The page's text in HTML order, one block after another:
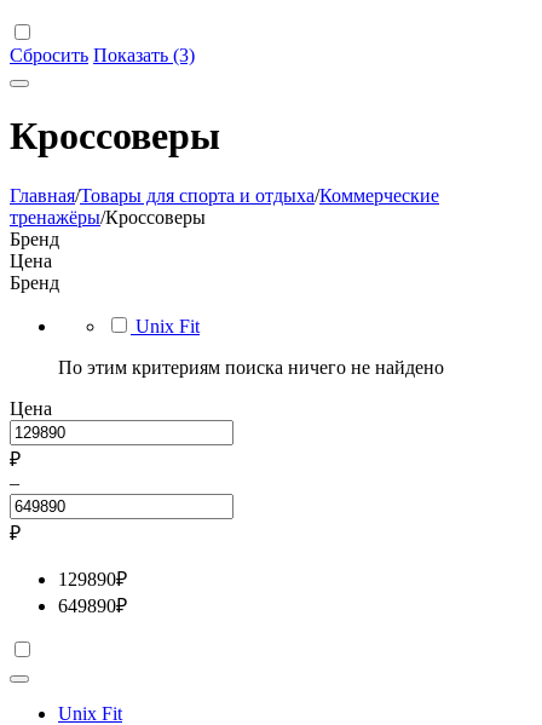
Сбросить Показать (3)
Кроссоверы
Главная/Товары для спорта и отдыха/Коммерческие
тренажёры/Кроссоверы
Бренд
Цена
Бренд
Unix Fit
По этим критериям поиска ничего не найдено
Цена
₽
–
₽
129890₽
649890₽
Unix Fit